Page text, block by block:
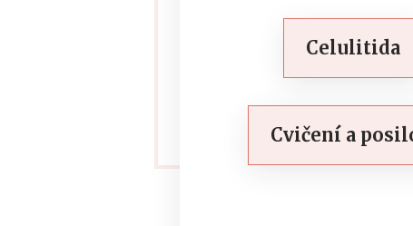
Celulitida
Cvičení a